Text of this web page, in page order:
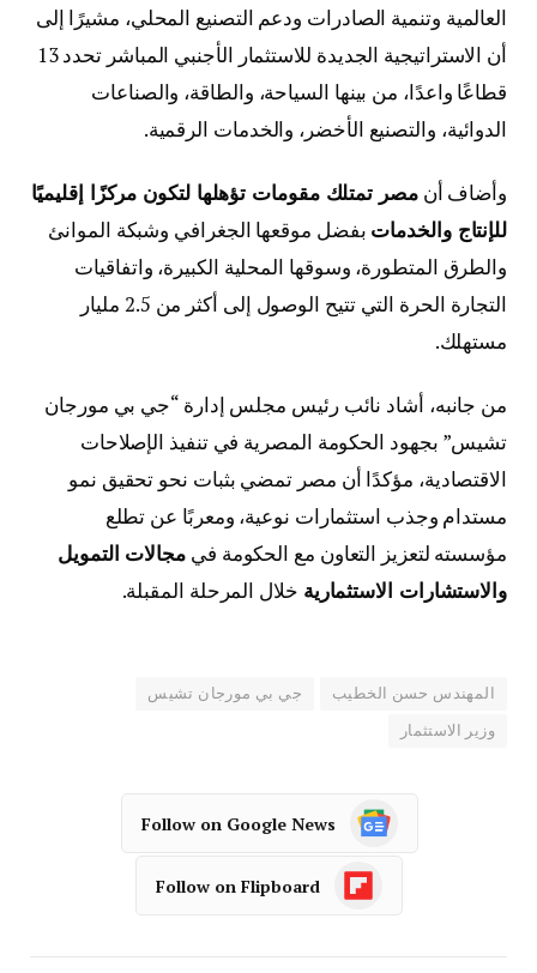
العالمية وتنمية الصادرات ودعم التصنيع المحلي، مشيرًا إلى
أن الاستراتيجية الجديدة للاستثمار الأجنبي المباشر تحدد 13
قطاعًا واعدًا، من بينها السياحة، والطاقة، والصناعات
الدوائية، والتصنيع الأخضر، والخدمات الرقمية.
وأضاف أنمصر تمتلك مقومات تؤهلها لتكون مركزًا إقليميًا
للإنتاج والخدمات بفضل موقعها الجغرافي وشبكة الموانئ
والطرق المتطورة، وسوقها المحلية الكبيرة، واتفاقيات
التجارة الحرة التي تتيح الوصول إلى أكثر من 2.5 مليار
مستهلك.
من جانبه، أشاد نائب رئيس مجلس إدارة “جي بي مورجان
تشيس” بجهود الحكومة المصرية في تنفيذ الإصلاحات
الاقتصادية، مؤكدًا أن مصر تمضي بثبات نحو تحقيق نمو
مستدام وجذب استثمارات نوعية، ومعربًا عن تطلع
مؤسسته لتعزيز التعاون مع الحكومة في مجالات التمويل
والاستشارات الاستثمارية خلال المرحلة المقبلة.
المهندس حسن الخطيب جي بي مورجان تشيس
وزير الاستثمار
Follow on Google News
Follow on Flipboard